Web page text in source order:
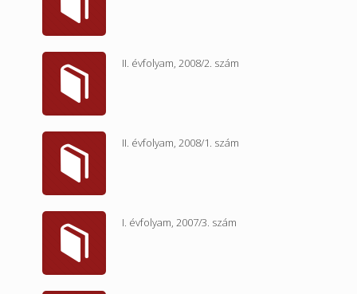
II. évfolyam, 2008/2. szám
II. évfolyam, 2008/1. szám
I. évfolyam, 2007/3. szám